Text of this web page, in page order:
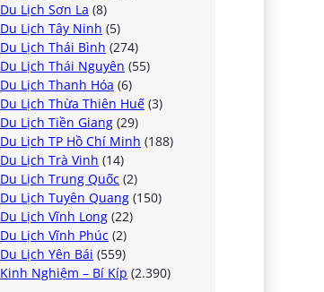
Du Lịch Sơn La (8)
Du Lịch Tây Ninh (5)
Du Lịch Thái Bình (274)
Du Lịch Thái Nguyên (55)
Du Lịch Thanh Hóa (6)
Du Lịch Thừa Thiên Huế (3)
Du Lịch Tiền Giang (29)
Du Lịch TP Hồ Chí Minh (188)
Du Lịch Trà Vinh (14)
Du Lịch Trung Quốc (2)
Du Lịch Tuyên Quang (150)
Du Lịch Vĩnh Long (22)
Du Lịch Vĩnh Phúc (2)
Du Lịch Yên Bái (559)
Kinh Nghiệm – Bí Kíp (2.390)